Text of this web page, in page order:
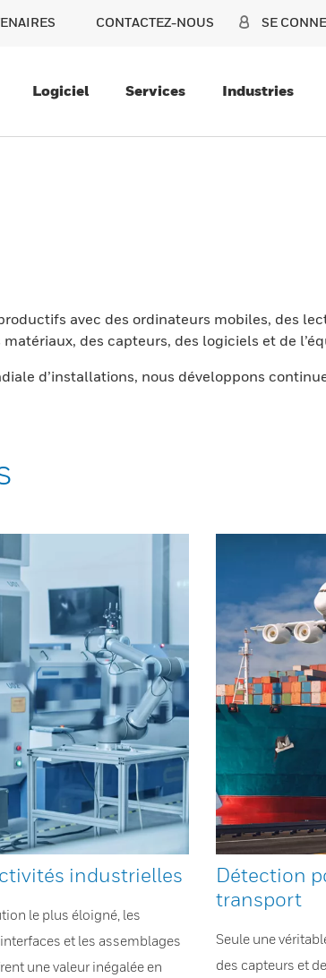
CONTACTEZ-NOUS SE
Logiciel Services Industries
avec des ordinateurs mobiles, des
des capteurs, des logiciels et de
d’installations, nous développons
industrielles
le plus éloigné, les
et les assemblages
une valeur inégalée en
Détection
transport
Seule une
des capteurs et